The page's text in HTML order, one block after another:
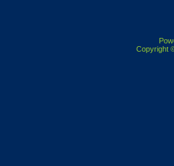
Copyright